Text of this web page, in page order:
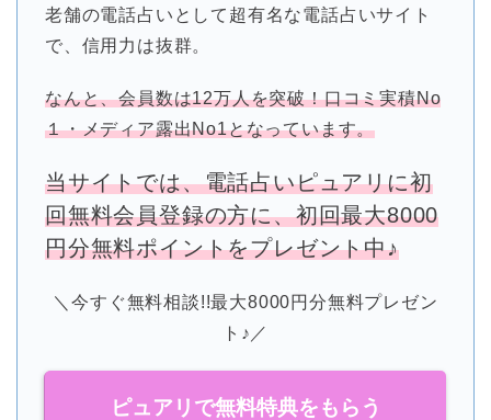
老舗の電話占いとして超有名な電話占いサイト
で、信用力は抜群。
なんと、会員数は12万人を突破！口コミ実積No
１・メディア露出No1となっています。
当サイトでは、電話占いピュアリに初
回無料会員登録の方に、初回最大8000
円分無料ポイントをプレゼント中♪
＼今すぐ無料相談!!最大8000円分無料プレゼン
ト♪／
ピュアリで無料特典をもらう